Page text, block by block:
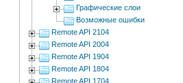
Графические слои
Возможные ошибки
Remote API 2104
Remote API 2004
Remote API 1904
Remote API 1804
Remote API 1704